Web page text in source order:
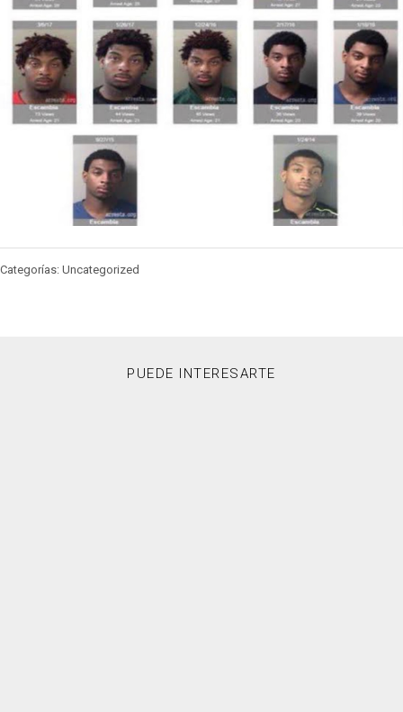
Categorías: Uncategorized
PUEDE INTERESARTE